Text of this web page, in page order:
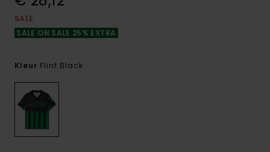
SALE
SALE ON SALE 25% EXTRA
Kleur Flint Black